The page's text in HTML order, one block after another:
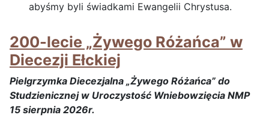
abyśmy byli świadkami Ewangelii Chrystusa.
200-lecie „Żywego Różańca” w
Diecezji Ełckiej
Pielgrzymka Diecezjalna „Żywego Różańca” do
Studzienicznej w Uroczystość Wniebowzięcia NMP
15 sierpnia 2026r.